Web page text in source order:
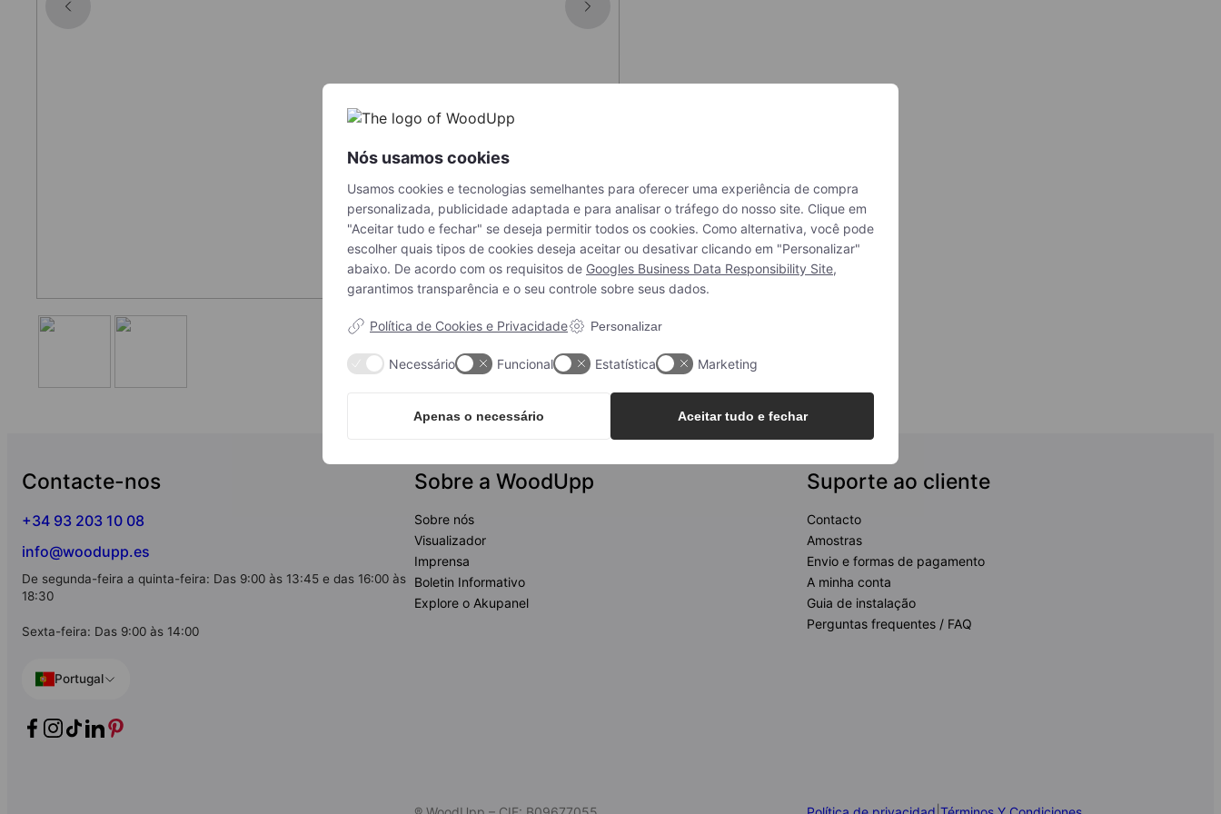
Contacte-nos
+34 93 203 10 08
info@woodupp.es
De segunda-feira a quinta-feira: Das 9:00 às 13:45 e das 16:00 às
18:30
Sexta-feira: Das 9:00 às 14:00
Portugal
Sobre a WoodUpp
Sobre nós
Visualizador
Imprensa
Boletin Informativo
Explore o Akupanel
Suporte ao cliente
Contacto
Amostras
Envio e formas de pagamento
A minha conta
Guia de instalação
Perguntas frequentes / FAQ
Nós usamos cookies
Usamos cookies e tecnologias semelhantes para oferecer uma experiência de compra
personalizada, publicidade adaptada e para analisar o tráfego do nosso site. Clique em
"Aceitar tudo e fechar" se deseja permitir todos os cookies. Como alternativa, você pode
escolher quais tipos de cookies deseja aceitar ou desativar clicando em "Personalizar"
abaixo. De acordo com os requisitos de Googles Business Data Responsibility Site,
garantimos transparência e o seu controle sobre seus dados.
Política de Cookies e Privacidade Personalizar
Necessário Funcional Estatística Marketing
Apenas o necessário Aceitar tudo e fechar